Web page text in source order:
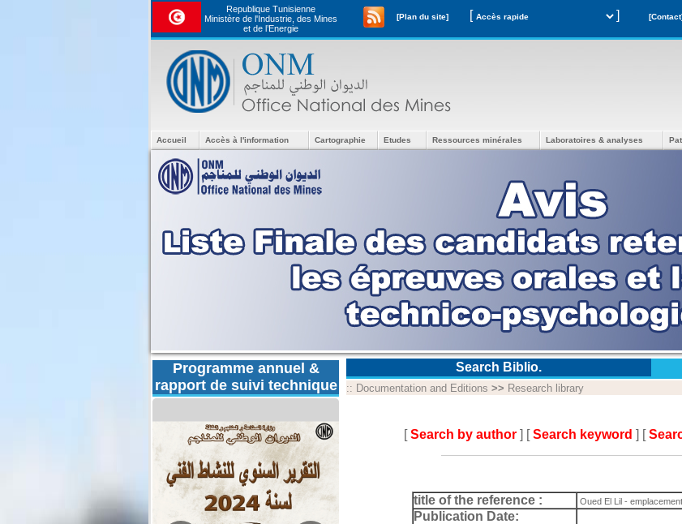
Republique Tunisienne
Ministère de l'Industrie, des Mines
et de l’Energie
[Plan du site] [ ]
Accueil Accès à l'information Cartographie Etudes Ressources minérales Laboratoires & analyses
Programme annuel &
rapport de suivi technique
Search Biblio.
:: Documentation and Editions >> Research library
[Search by author ] [Search keyword ] [
title of the reference : Oued El Lil -
Publication Date: